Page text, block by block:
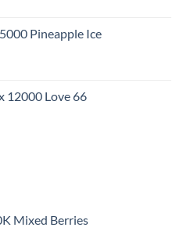
Pineapple Ice
12000 Love 66
Mixed Berries